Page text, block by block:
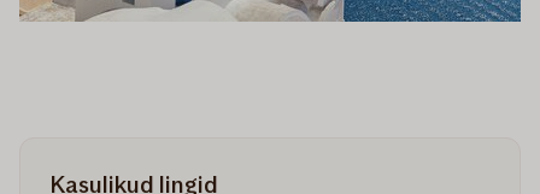
Kasulikud lingid